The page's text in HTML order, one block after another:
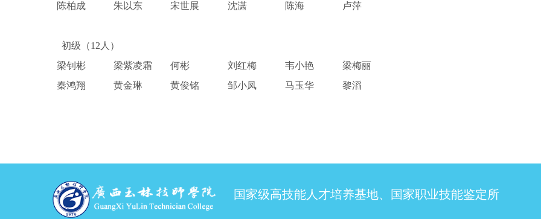
陈柏成
朱以东 宋世展 沈潇 陈海 卢萍
初级 （12人）
梁钊彬
梁紫凌霜 何彬 刘红梅 韦小艳
梁梅丽
秦鸿翔
黄金琳 黄俊铭 邹小凤 马玉华 黎滔
国家级高技能人才培养基地、国家职业技能鉴定所